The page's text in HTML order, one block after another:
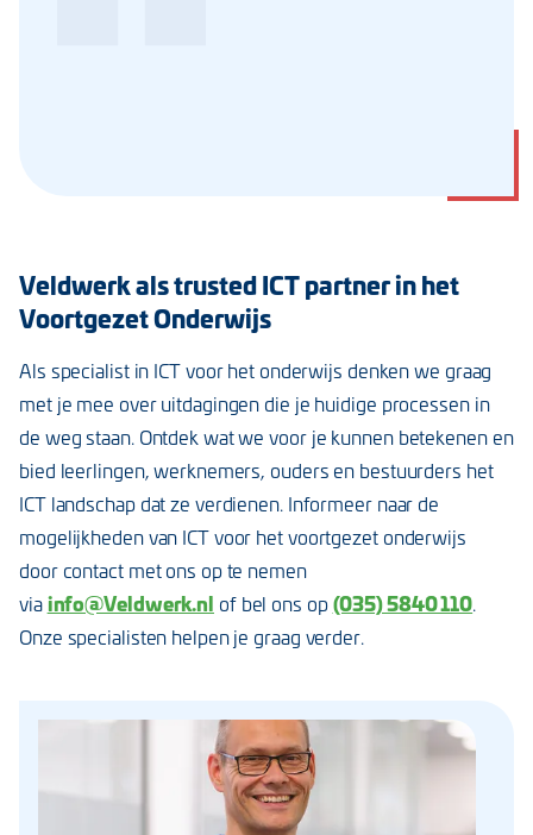
Veldwerk als trusted ICT partner in het
Voortgezet Onderwijs
Als specialist in ICT voor het onderwijs denken we graag
met je mee over uitdagingen die je huidige processen in
de weg staan. Ontdek wat we voor je kunnen betekenen en
bied leerlingen, werknemers, ouders en bestuurders het
ICT landschap dat ze verdienen. Informeer naar de
mogelijkheden van ICT voor het voortgezet onderwijs
door contact met ons op te nemen
viainfo@Veldwerk.nl of bel ons op(035) 5840 110.
Onze specialisten helpen je graag verder.